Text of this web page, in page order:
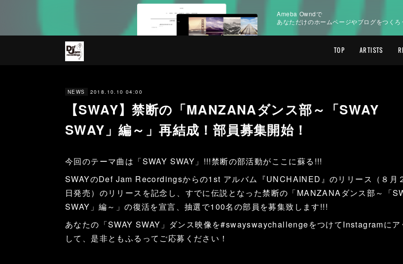
Ameba Owndで
あなただけのホームページやブログをつくろ
TOP ARTISTS
NEWS 2018.10.10 04:00
【SWAY】禁断の「MANZANAダンス部～「SWAY
SWAY」編～」再結成！部員募集開始！
今回のテーマ曲は「SWAY SWAY」!!!禁断の部活動がここに蘇る!!!
SWAYのDef Jam Recordingsからの1st アルバム『UNCHAINED』のリリース（８月
日発売）のリリースを記念し、すでに伝説となった禁断の「MANZANAダンス部～「
SWAY」編～」の復活を宣言、抽選で100名の部員を募集致します!!!
あなたの「SWAY SWAY」ダンス映像を#swayswaychallengeをつけてInstagramにア
して、是非ともふるってご応募ください！